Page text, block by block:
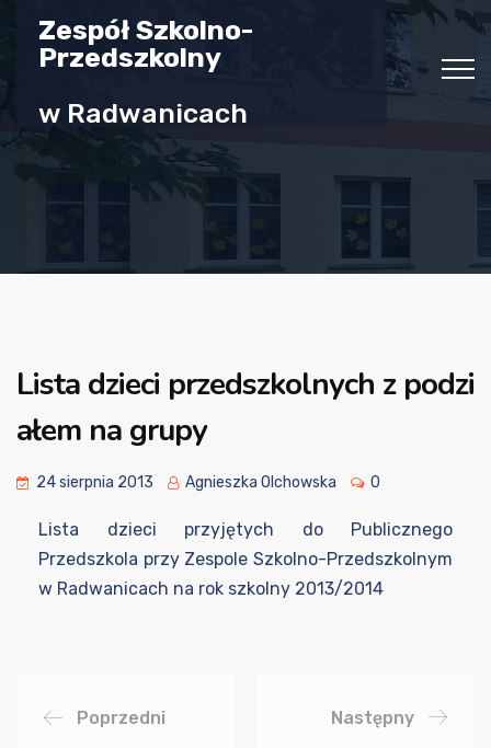
Zespół Szkolno-
Przedszkolny
w Radwanicach
Lista dzieci przedszkolnych z podzi
ałem na grupy
24 sierpnia 2013 Agnieszka Olchowska 0
Lista dzieci przyjętych do Publicznego
Przedszkola przy Zespole Szkolno-Przedszkolnym
w Radwanicach na rok szkolny 2013/2014
Poprzedni Następny